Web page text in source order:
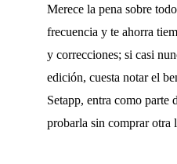
Merece la pena sobre
frecuencia y te ahorra
y correcciones; si casi
edición, cuesta notar el
Setapp, entra como parte
probarla sin comprar otra